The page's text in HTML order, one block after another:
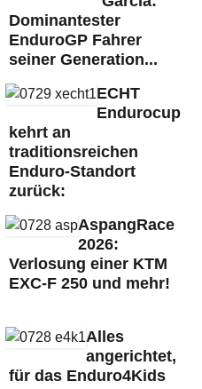
Dominantester
EnduroGP Fahrer
seiner Generation...
ECHT
Endurocup
kehrt an
traditionsreichen
Enduro-Standort
zurück:
AspangRace
2026:
Verlosung einer KTM
EXC-F 250 und mehr!
Alles
angerichtet,
für das Enduro4Kids